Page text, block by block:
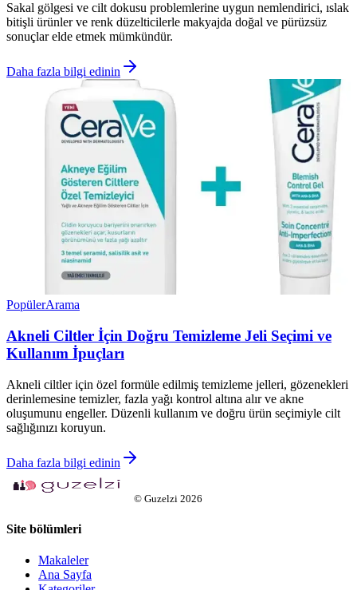
Sakal gölgesi ve cilt dokusu problemlerine uygun nemlendirici, ıslak
bitişli ürünler ve renk düzelticilerle makyajda doğal ve pürüzsüz
sonuçlar elde etmek mümkündür.
Daha fazla bilgi edinin
PopülerArama
Akneli Ciltler İçin Doğru Temizleme Jeli Seçimi ve
Kullanım İpuçları
Akneli ciltler için özel formüle edilmiş temizleme jelleri, gözenekleri
derinlemesine temizler, fazla yağı kontrol altına alır ve akne
oluşumunu engeller. Düzenli kullanım ve doğru ürün seçimiyle cilt
sağlığınızı koruyun.
Daha fazla bilgi edinin
© Guzelzi 2026
Site bölümleri
Makaleler
Ana Sayfa